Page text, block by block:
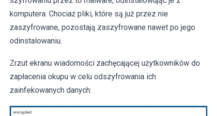
komputera. Chociaż pliki, które są już przez nie
zaszyfrowane, pozostają zaszyfrowane nawet po jego
odinstalowaniu.
Zrzut ekranu wiadomości zachęcającej użytkowników do
zapłacenia okupu w celu odszyfrowania ich
zainfekowanych danych: